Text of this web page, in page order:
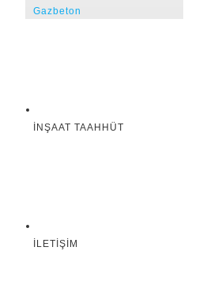
Gazbeton
İNŞAAT TAAHHÜT
İLETIŞIM